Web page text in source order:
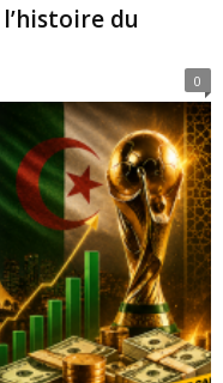
du
0